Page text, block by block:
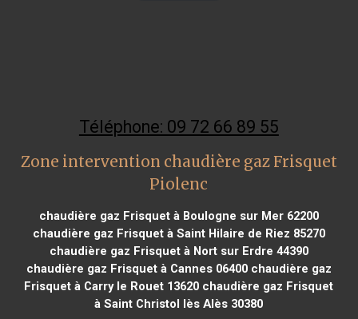
Téléphone: 09 72 66 89 55
Zone intervention chaudière gaz Frisquet
Piolenc
chaudière gaz Frisquet à Boulogne sur Mer 62200
chaudière gaz Frisquet à Saint Hilaire de Riez 85270
chaudière gaz Frisquet à Nort sur Erdre 44390
chaudière gaz Frisquet à Cannes 06400chaudière gaz
Frisquet à Carry le Rouet 13620 chaudière gaz Frisquet
à Saint Christol lès Alès 30380